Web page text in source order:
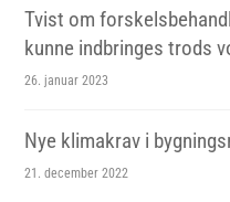
Tvist om
kunne indbringes trods
26. januar 2023
Nye klimakrav i
21. december 2022